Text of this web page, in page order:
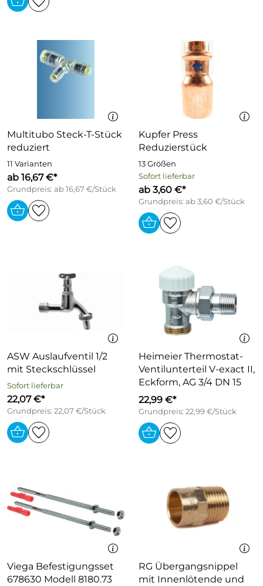
Multitubo Steck-T-Stück
reduziert
11 Varianten
ab 16,67 €*
Grundpreis: ab 16,67 €/Stück
Kupfer Press
Reduzierstück
13 Größen
Sofort lieferbar
ab 3,60 €*
Grundpreis: ab 3,60 €/Stück
ASW Auslaufventil 1/2
mit Steckschlüssel
Sofort lieferbar
22,07 €*
Grundpreis: 22,07 €/Stück
Heimeier Thermostat-
Ventilunterteil V-exact II,
Eckform, AG 3/4 DN 15
22,99 €*
Grundpreis: 22,99 €/Stück
Viega Befestigungsset
678630 Modell 8180.73
RG Übergangsnippel
mit Innenlötende und